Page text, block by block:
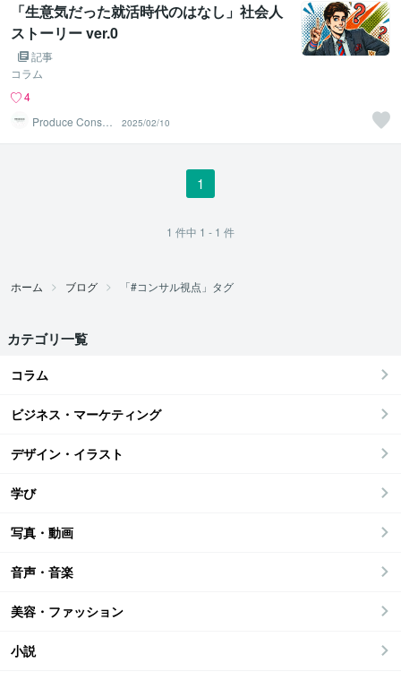
「生意気だった就活時代のはなし」社会人
ストーリー ver.0
記事
コラム
4
Produce Consult
2025/02/10
1
1 件中 1 - 1 件
ホーム ブログ 「#コンサル視点」タグ
カテゴリ一覧
コラム
ビジネス・マーケティング
デザイン・イラスト
学び
写真・動画
音声・音楽
美容・ファッション
小説